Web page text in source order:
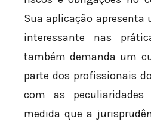
Sua aplicação apresenta
interessante nas
também demanda um
parte dos profissionais
com as
medida que a